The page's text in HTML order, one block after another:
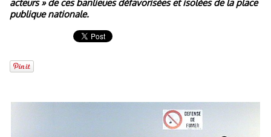
acteurs » de ces banlieues défavorisées et isolées de la place
publique nationale.